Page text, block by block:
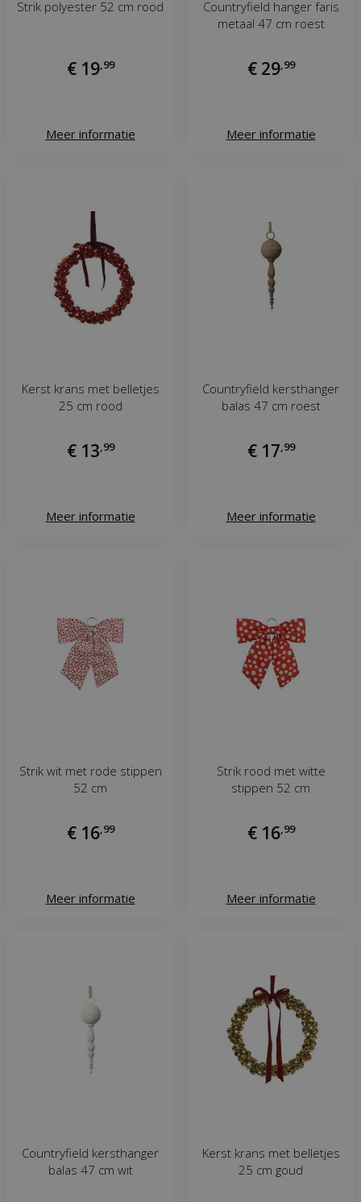
Strik polyester 52 cm rood
€ 19, 99
Meer informatie
Countryfield hanger faris
metaal 47 cm roest
€ 29, 99
Meer informatie
Kerst krans met belletjes
25 cm rood
€ 13 99
Meer informatie
Countryfield kersthanger
balas 47 cm roest
€ 17 99
Meer informatie
Strik wit met rode stippen
52 cm
€ 16 99
Meer informatie
Strik rood met witte
stippen 52 cm
€ 16 99
Meer informatie
Countryfield kersthanger
balas 47 cm wit
Kerst krans met belletjes
25 cm goud